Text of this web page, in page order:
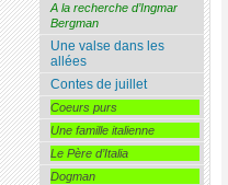
A la recherche d’Ingmar
Bergman
Une valse dans les
allées
Contes de juillet
Coeurs purs
Une famille italienne
Le Père d’Italia
Dogman